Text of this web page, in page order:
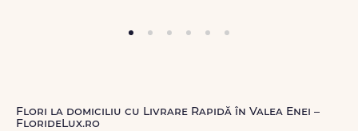
Flori la domiciliu cu Livrare Rapidă în Valea Enei –
FlorideLux.ro